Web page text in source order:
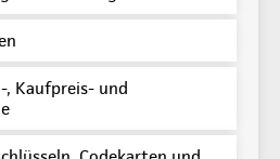
, Kaufpreis- und